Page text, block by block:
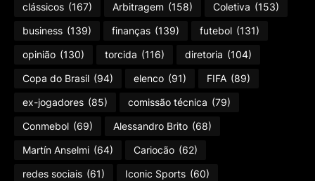
clássicos (167) Arbitragem (158) Coletiva (153)
business (139) finanças (139) futebol (131)
opinião (130) torcida (116) diretoria (104)
Copa do Brasil (94) elenco (91) FIFA (89)
ex-jogadores (85) comissão técnica (79)
Conmebol (69) Alessandro Brito (68)
Martín Anselmi (64) Cariocão (62)
redes sociais (61) Iconic Sports (60)